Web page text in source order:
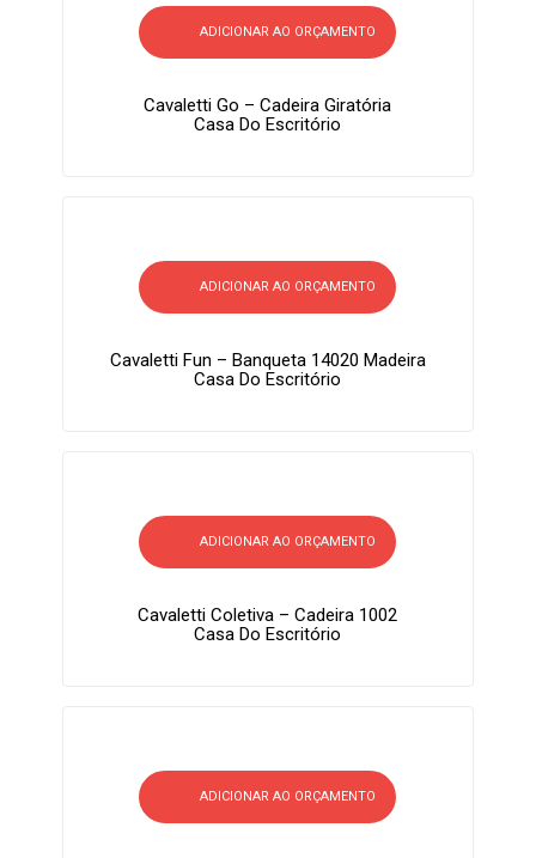
ADICIONAR AO ORÇAMENTO
Cavaletti Go – Cadeira Giratória
Casa Do Escritório
ADICIONAR AO ORÇAMENTO
Cavaletti Fun – Banqueta 14020 Madeira
Casa Do Escritório
ADICIONAR AO ORÇAMENTO
Cavaletti Coletiva – Cadeira 1002
Casa Do Escritório
ADICIONAR AO ORÇAMENTO